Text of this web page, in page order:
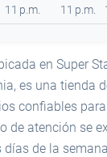
11 p.m.
11 p.m.
en Super
es una tienda
confiables
de atención se
días de la